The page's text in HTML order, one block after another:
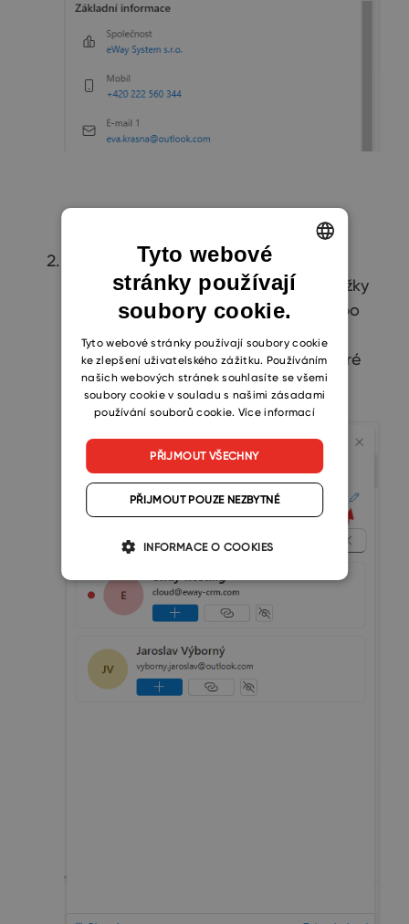
Nahoře vidíte účet, ke kterému jste
aktuálně přihlášeni. Pomocí ikony tužky
se můžete přihlásit k jinému účtu a po
přihlášení se okamžitě načtou nové
návrhy související s tímto účtem, které
můžete prohledávat, pokud hledáte
konkrétní kontakt.
ENGLISH
CZECH
SLOVAK
Tyto webové
stránky používají
soubory cookie.
Tyto webové stránky používají soubory cookie
ke zlepšení uživatelského zážitku. Používáním
našich webových stránek souhlasíte se všemi
soubory cookie v souladu s našimi zásadami
používání souborů cookie. Více informací
PŘIJMOUT VŠECHNY
PŘIJMOUT POUZE NEZBYTNÉ
INFORMACE O COOKIES